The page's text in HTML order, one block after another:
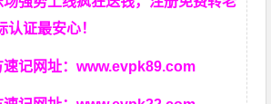
认证最安心！
速记网址：www.evpk89.com